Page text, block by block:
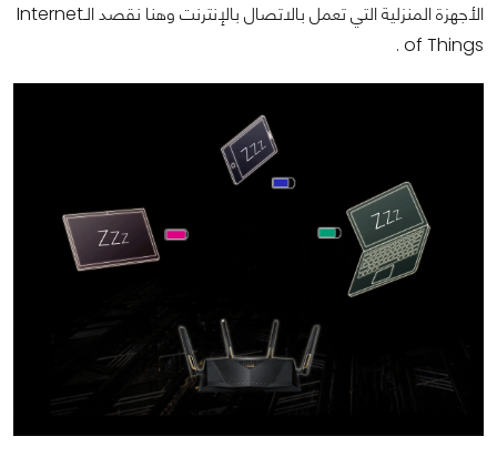
الأجهزة المنزلية التي تعمل بالاتصال بالإنترنت وهنا نقصد الـInternet
of Things .